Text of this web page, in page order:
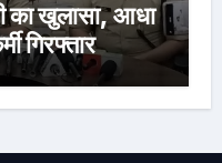
का खुलासा, आधा
गिरफ्तार